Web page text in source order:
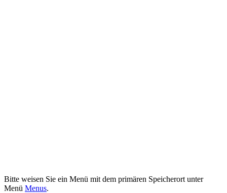
Bitte weisen Sie ein Menü mit dem primären Speicherort unter
Menü Menus.